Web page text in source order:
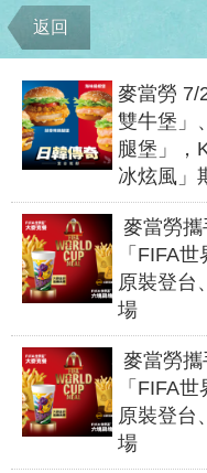
返回
麥當勞 7/
雙牛堡」
腿堡」，
冰炫風」
麥當勞攜
「FIFA
原裝登台
場
麥當勞攜
「FIFA
原裝登台
場